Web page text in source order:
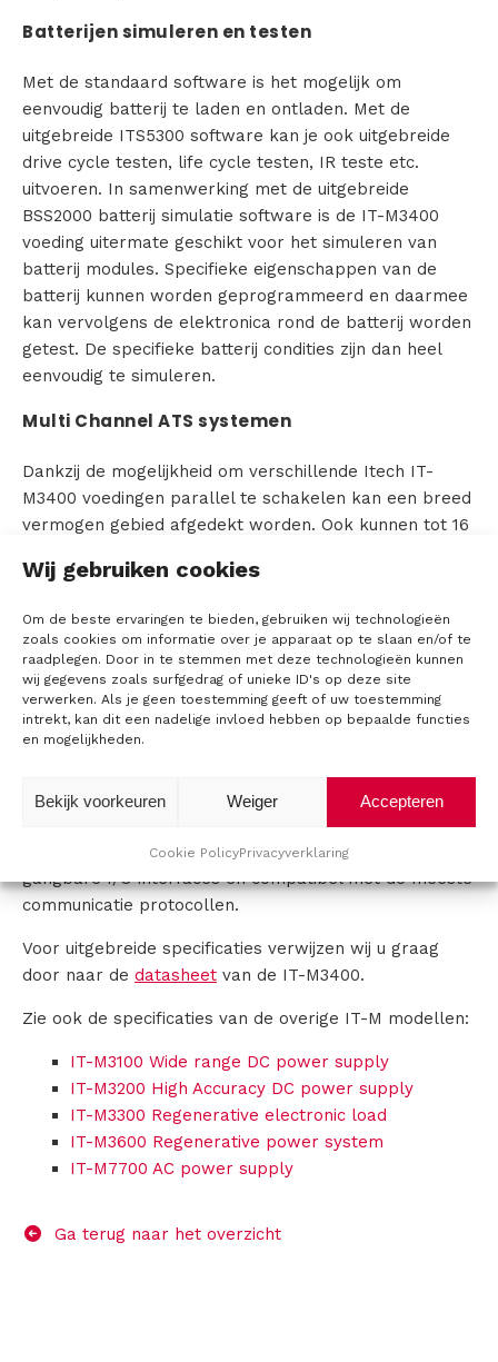
Wij gebruiken cookies
Om de beste ervaringen te bieden, gebruiken wij technologieën
zoals cookies om informatie over je apparaat op te slaan en/of te
raadplegen. Door in te stemmen met deze technologieën kunnen
wij gegevens zoals surfgedrag of unieke ID's op deze site
verwerken. Als je geen toestemming geeft of uw toestemming
intrekt, kan dit een nadelige invloed hebben op bepaalde functies
en mogelijkheden.
Accepteren
Weiger
Bekijk voorkeuren
Cookie PolicyPrivacyverklaring
u
O
e
T
C
o
Batterijen simuleren en testen
Met de standaard software is het mogelijk om
eenvoudig batterij te laden en ontladen. Met de
uitgebreide ITS5300 software kan je ook uitgebreide
drive cycle testen, life cycle testen, IR teste etc.
uitvoeren. In samenwerking met de uitgebreide
BSS2000 batterij simulatie software is de IT-M3400
voeding uitermate geschikt voor het simuleren van
batterij modules. Specifieke eigenschappen van de
batterij kunnen worden geprogrammeerd en daarmee
kan vervolgens de elektronica rond de batterij worden
getest. De specifieke batterij condities zijn dan heel
eenvoudig te simuleren.
Multi Channel ATS systemen
Dankzij de mogelijkheid om verschillende Itech IT-
M3400 voedingen parallel te schakelen kan een breed
vermogen gebied afgedekt worden. Ook kunnen tot 16
aangestuurd worden met slechts één enkele interface.
IT-M3400 een uitstekende kandidaat voor inbouw in
automatische test systemen om multi kanaals testen
uit te voeren.
Ideaal om op grote schaal vermogenselektronica te
DC/DC convertoren die veelvuldig gebruikt worden in
elektrische voertuigen.
De IT-M3400 serie is uiteraard leverbaar met de
gangbare I/O interfaces en compatibel met de meeste
communicatie protocollen.
Voor uitgebreide specificaties verwijzen wij u graag
door naar de datasheet van de IT-M3400.
Zie ook de specificaties van de overige IT-M modellen:
IT-M3100 Wide range DC power supply
IT-M3200 High Accuracy DC power supply
IT-M3300 Regenerative electronic load
IT-M3600 Regenerative power system
IT-M7700 AC power supply
Ga terug naar het overzicht